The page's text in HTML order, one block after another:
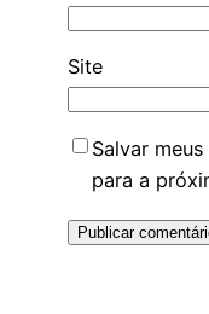
Site
Salvar
para a